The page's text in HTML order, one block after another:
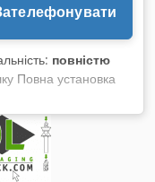
повністю
Повна установка
жолоба з
та барабанної
для попереднього й
піску та
1. Вібраційний